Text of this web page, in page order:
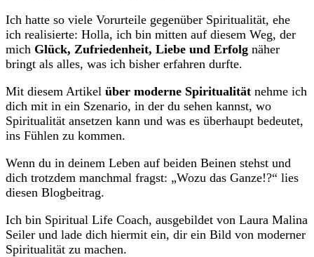
sie?
Ich hatte so viele Vorurteile gegenüber Spiritualität, ehe
ich realisierte: Holla, ich bin mitten auf diesem Weg, der
mich Glück, Zufriedenheit, Liebe und Erfolg näher
bringt als alles, was ich bisher erfahren durfte.
Mit diesem Artikel über moderne Spiritualität nehme ich
dich mit in ein Szenario, in der du sehen kannst, wo
Spiritualität ansetzen kann und was es überhaupt bedeutet,
ins Fühlen zu kommen.
Wenn du in deinem Leben auf beiden Beinen stehst und
dich trotzdem manchmal fragst: „Wozu das Ganze!?“ lies
diesen Blogbeitrag.
Ich bin Spiritual Life Coach, ausgebildet von Laura Malina
Seiler und lade dich hiermit ein, dir ein Bild von moderner
Spiritualität zu machen.